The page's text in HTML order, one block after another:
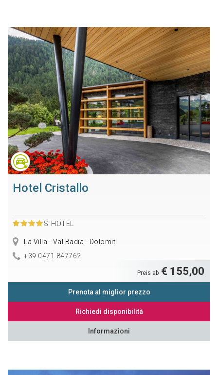
Hotel Cristallo
S HOTEL
La Villa - Val Badia - Dolomiti
+39 0471 847762
Preis ab € 155,00
Prenota al miglior prezzo
Richiedi disponibilità
Informazioni